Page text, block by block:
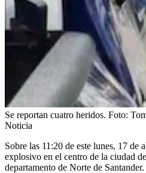
Se reportan cuatro heridos. Foto:
Noticia
Sobre las 11:20 de este lunes, 17 de
explosivo en el centro de la ciudad
departamento de Norte de Santander.